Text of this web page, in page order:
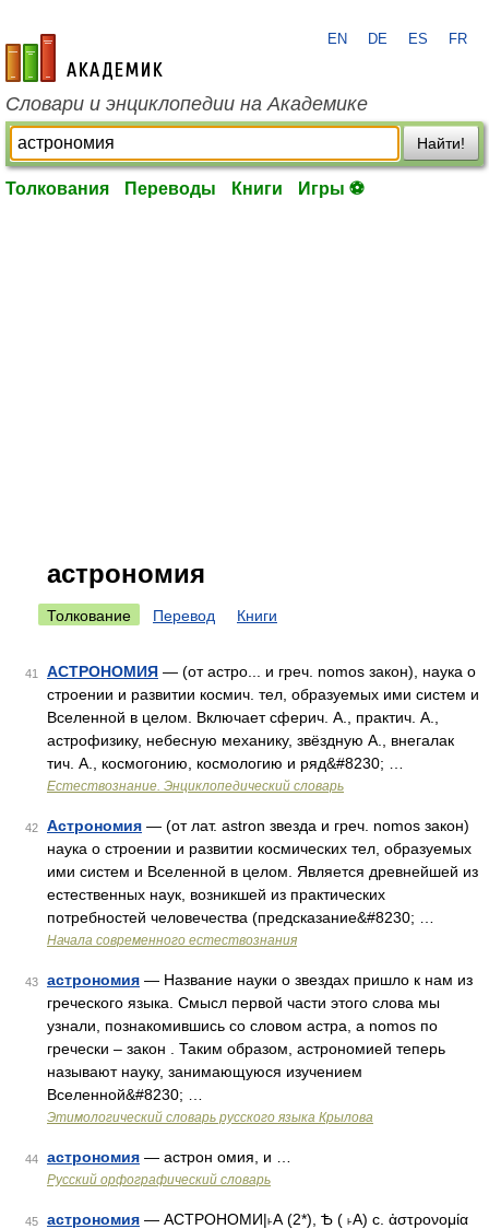
academic.ru
EN DE ES FR
Словари и энциклопедии на Академике
Найти!
Толкования Переводы Книги Игры ⚽
астрономия
Толкование Перевод Книги
41 АСТРОНОМИЯ — (от астро... и греч. nomos закон), наука о
строении и развитии космич. тел, образуемых ими систем и
Вселенной в целом. Включает сферич. А., практич. А.,
астрофизику, небесную механику, звёздную А., внегалак
тич. А., космогонию, космологию и ряд&#8230; …
Естествознание. Энциклопедический словарь
42 Астрономия — (от лат. astron звезда и греч. nomos закон)
наука о строении и развитии космических тел, образуемых
ими систем и Вселенной в целом. Является древнейшей из
естественных наук, возникшей из практических
потребностей человечества (предсказание&#8230; …
Начала современного естествознания
43 астрономия — Название науки о звездах пришло к нам из
греческого языка. Смысл первой части этого слова мы
узнали, познакомившись со словом астра, a nomos по
гречески – закон . Таким образом, астрономией теперь
называют науку, занимающуюся изучением
Вселенной&#8230; …
Этимологический словарь русского языка Крылова
44 астрономия — астрон омия, и …
Русский орфографический словарь
45 астрономия — АСТРОНОМИ|˫А (2*), Ѣ ( ˫А) с. ἀστρονομία